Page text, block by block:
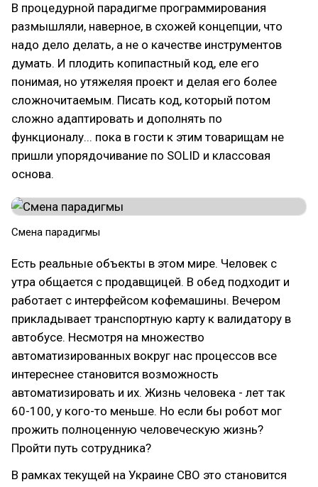
В процедурной парадигме программирования
размышляли, наверное, в схожей концепции, что
надо дело делать, а не о качестве инструментов
думать. И плодить копипастный код, еле его
понимая, но утяжеляя проект и делая его более
сложночитаемым. Писать код, который потом
сложно адаптировать и дополнять по
функционалу... пока в гости к этим товарищам не
пришли упорядочивание по SOLID и классовая
основа.
Смена парадигмы
Есть реальные объекты в этом мире. Человек с
утра общается с продавщицей. В обед подходит и
работает с интерфейсом кофемашины. Вечером
прикладывает транспортную карту к валидатору в
автобусе. Несмотря на множество
автоматизированных вокруг нас процессов все
интереснее становится возможность
автоматизировать и их. Жизнь человека - лет так
60-100, у кого-то меньше. Но если бы робот мог
прожить полноценную человеческую жизнь?
Пройти путь сотрудника?
В рамках текущей на Украине СВО это становится